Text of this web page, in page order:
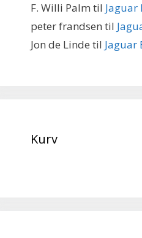
F. Willi Palm til Jaguar
peter frandsen til
Jon de Linde til Jaguar
Kurv